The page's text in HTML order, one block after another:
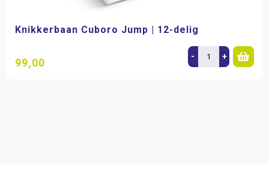
Knikkerbaan Cuboro Jump | 12-delig
99,00 - +